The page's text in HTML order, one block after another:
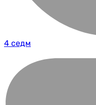
4 седм